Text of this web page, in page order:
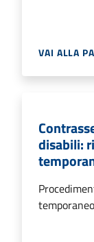
VAI ALLA
disabili:
temporaneo